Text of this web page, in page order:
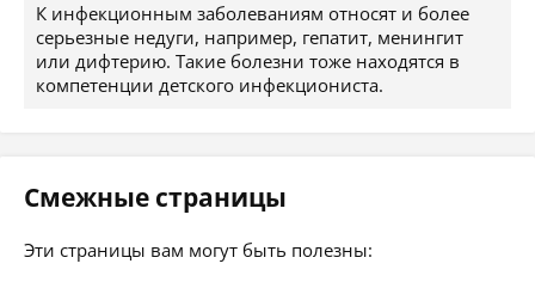
К инфекционным заболеваниям относят и более
серьезные недуги, например, гепатит, менингит
или дифтерию. Такие болезни тоже находятся в
компетенции детского инфекциониста.
Смежные страницы
Эти страницы вам могут быть полезны: